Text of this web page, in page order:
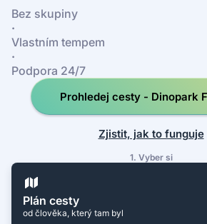
Bez skupiny
·
Vlastním tempem
·
Podpora 24/7
Prohledej cesty - Dinopark
Zjistit, jak to funguje
1. Vyber si
Plán cesty
od člověka, který tam byl